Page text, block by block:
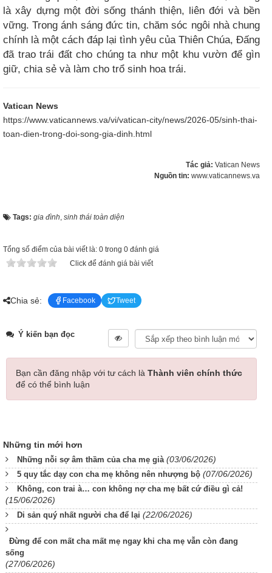
là xây dựng một đời sống thánh thiện, liên đới và bền
vững. Trong ánh sáng đức tin, chăm sóc ngôi nhà chung
chính là một cách đáp lại tình yêu của Thiên Chúa, Đấng
đã trao trái đất cho chúng ta như một khu vườn để gìn
giữ, chia sẻ và làm cho trổ sinh hoa trái.
Vatican News
https://www.vaticannews.va/vi/vatican-city/news/2026-05/sinh-thai-
toan-dien-trong-doi-song-gia-dinh.html
Tác giả: Vatican News
Nguồn tin: www.vaticannews.va
Tags: gia đình, sinh thái toàn diện
Tổng số điểm của bài viết là: 0 trong 0 đánh giá
Click để đánh giá bài viết
Chia sẻ: Facebook Tweet
Ý kiến bạn đọc
Bạn cần đăng nhập với tư cách là Thành viên chính thức
để có thể bình luận
Những tin mới hơn
Những nỗi sợ âm thầm của cha mẹ già (03/06/2026)
5 quy tắc dạy con cha mẹ không nên nhượng bộ (07/06/2026)
Không, con trai à… con không nợ cha mẹ bất cứ điều gì cả!
(15/06/2026)
Di sản quý nhất người cha để lại (22/06/2026)
Đừng để con mất cha mất mẹ ngay khi cha mẹ vẫn còn đang
sống
(27/06/2026)